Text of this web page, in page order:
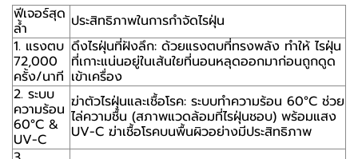
ฟีเจอร์สุด
ล้ำ
ประสิทธิภาพในการกำจัดไรฝุ่น
1. แรงตบ
72,000
ครั้ง/นาที
ดึงไรฝุ่นที่ฝังลึก: ด้วยแรงตบที่ทรงพลัง ทำให้ ไรฝุ่น
ที่เกาะแน่นอยู่ในเส้นใยที่นอนหลุดออกมาก่อนถูกดูด
เข้าเครื่อง
2. ระบบ
ความร้อน
60°C &
UV-C
ฆ่าตัวไรฝุ่นและเชื้อโรค: ระบบทำความร้อน 60°C ช่วย
ไล่ความชื้น (สภาพแวดล้อมที่ไรฝุ่นชอบ) พร้อมแสง
UV-C ฆ่าเชื้อโรคบนพื้นผิวอย่างมีประสิทธิภาพ